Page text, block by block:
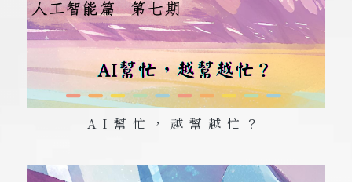
AI 幫忙，越幫越忙？